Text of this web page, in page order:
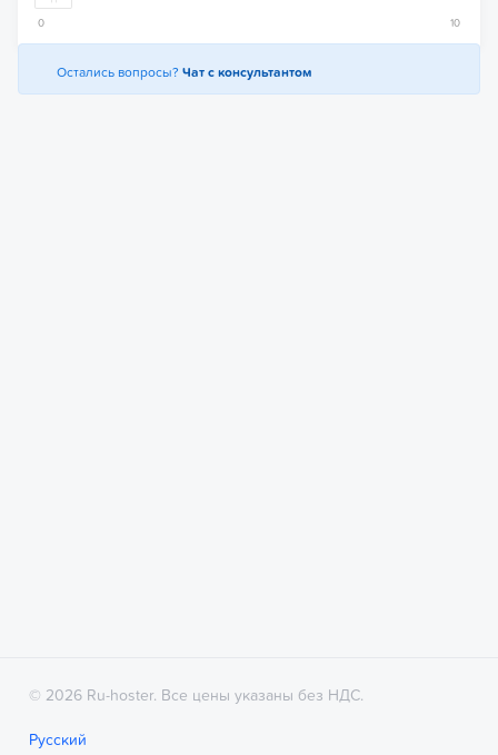
0 10
Остались вопросы? Чат с консультантом
© 2026 Ru-hoster. Все цены указаны без НДС.
Русский